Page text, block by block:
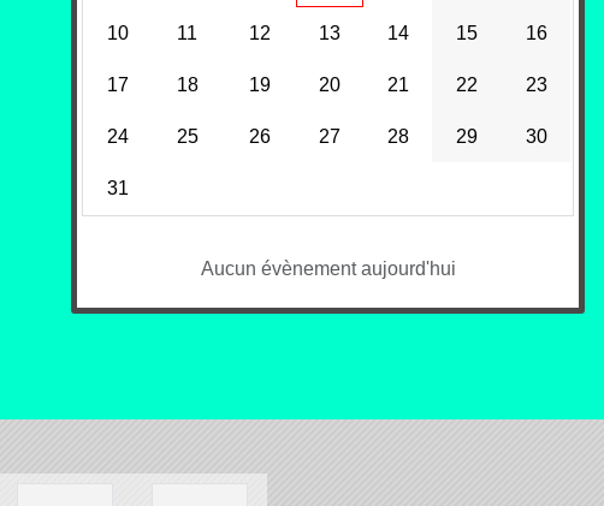
10 11 12 13 14 15 16
17 18 19 20 21 22 23
24 25 26 27 28 29 30
31
Aucun évènement aujourd'hui